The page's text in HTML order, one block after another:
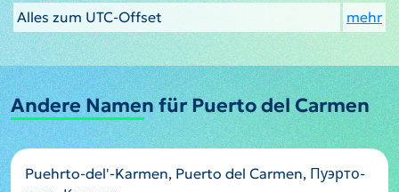
Alles zum UTC-Offset
mehr
Andere Namen für Puerto del Carmen
Puehrto-del'-Karmen, Puerto del Carmen, Пуэрто-